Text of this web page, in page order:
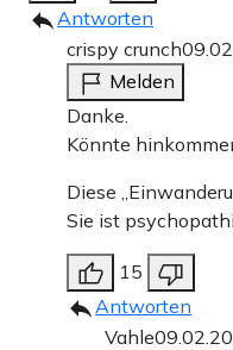
Antworten
crispy crunch
Melden
Danke.
Könnte
Diese
Sie ist
15
Antworten
Vahle